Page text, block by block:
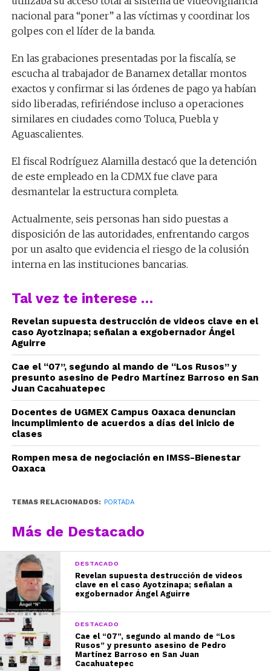
nacional para “poner” a las víctimas y coordinar los
golpes con el líder de la banda.
En las grabaciones presentadas por la fiscalía, se
escucha al trabajador de Banamex detallar montos
exactos y confirmar si las órdenes de pago ya habían
sido liberadas, refiriéndose incluso a operaciones
similares en ciudades como Toluca, Puebla y
Aguascalientes.
El fiscal Rodríguez Alamilla destacó que la detención
de este empleado en la CDMX fue clave para
desmantelar la estructura completa.
Actualmente, seis personas han sido puestas a
disposición de las autoridades, enfrentando cargos
por un asalto que evidencia el riesgo de la colusión
interna en las instituciones bancarias.
Tal vez te interese …
Revelan supuesta destrucción de videos clave en el
caso Ayotzinapa; señalan a exgobernador Ángel
Aguirre
Cae el “07”, segundo al mando de “Los Rusos” y
presunto asesino de Pedro Martínez Barroso en San
Juan Cacahuatepec
Docentes de UGMEX Campus Oaxaca denuncian
incumplimiento de acuerdos a días del inicio de
clases
Rompen mesa de negociación en IMSS-Bienestar
Oaxaca
TEMAS RELACIONADOS: PORTADA
Más de Destacado
DESTACADO
Revelan supuesta destrucción de videos
clave en el caso Ayotzinapa; señalan a
exgobernador Ángel Aguirre
DESTACADO
Cae el “07”, segundo al mando de “Los
Rusos” y presunto asesino de Pedro
Martínez Barroso en San Juan
Cacahuatepec